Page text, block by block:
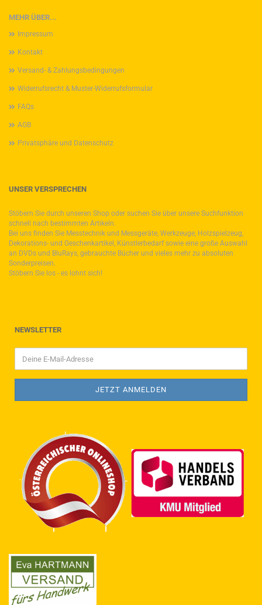
MEHR ÜBER...
Impressum
Kontakt
Versand- & Zahlungsbedingungen
Widerrufsrecht & Muster-Widerrufsformular
FAQs
AGB
Privatsphäre und Datenschutz
UNSER VERSPRECHEN
Stöbern Sie durch unseren Shop oder suchen Sie über unsere Suchfunktion
schnell nach bestimmten Artikeln.
Bei uns finden Sie Messtechnik und Messgeräte, Werkzeuge, Holzspielzeug,
Dekorations- und Geschenkartikel, Künstlerbedarf sowie eine große Auswahl
an DVDs und BluRays, gebrauchte Bücher und vieles mehr zu absoluten
Sonderpreisen.
Stöbern Sie los - es lohnt sich!
NEWSLETTER